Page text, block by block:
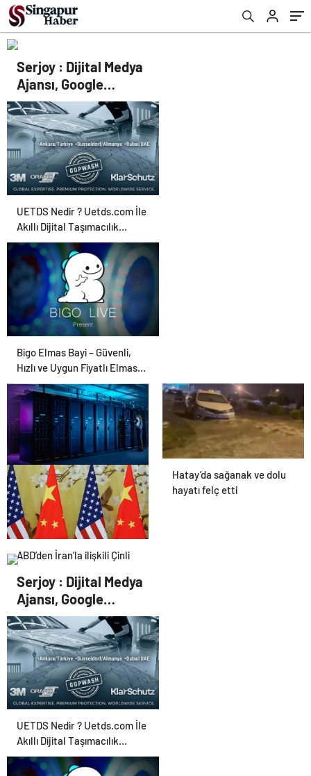
Serjoy : Dijital Medya
Ajansı, Google
Reklam Ajansı, SEO
Ajansı ve Web
Tasarım Ajansı
UETDS Nedir ? Uetds.com İle
Akıllı Dijital Taşımacılık
Yazılımı
Bigo Elmas Bayi – Güvenli,
Hızlı ve Uygun Fiyatlı Elmas
Satın Almanın Yeni Adresi
Datahost İle Güvenilir
Sunucu Hizmetleri
Hatay’da sağanak ve dolu
hayatı felç etti
ABD’den İran’la ilişkili Çinli
Serjoy : Dijital Medya
Ajansı, Google
Reklam Ajansı, SEO
Ajansı ve Web
Tasarım Ajansı
UETDS Nedir ? Uetds.com İle
Akıllı Dijital Taşımacılık
Yazılımı